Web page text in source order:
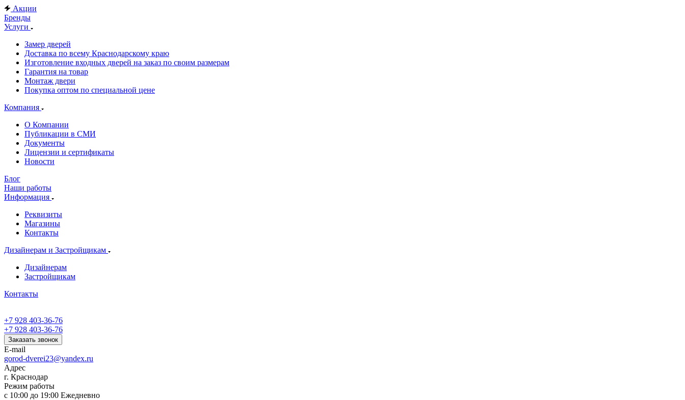
Акции
Бренды
Услуги
Замер дверей
Доставка по всему Краснодарскому краю
Изготовление входных дверей на заказ по своим размерам
Гарантия на товар
Монтаж двери
Покупка оптом по специальной цене
Компания
О Компании
Публикации в СМИ
Документы
Лицензии и сертификаты
Новости
Блог
Наши работы
Информация
Реквизиты
Магазины
Контакты
Дизайнерам и Застройщикам
Дизайнерам
Застройщикам
Контакты
+7 928 403-36-76
+7 928 403-36-76
Заказать звонок
E-mail
gorod-dverei23@yandex.ru
Адрес
г. Краснодар
Режим работы
с 10:00 до 19:00 Ежедневно